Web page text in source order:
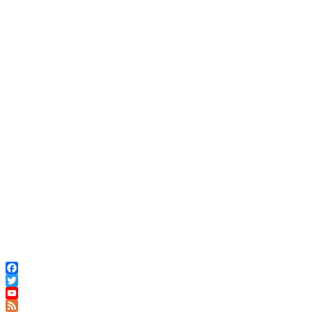
Facebook
Twitter
YouTube